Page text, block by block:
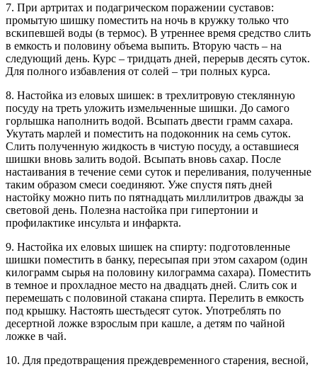
7. При артритах и подагрическом поражении суставов:
промытую шишку поместить на ночь в кружку только что
вскипевшей воды (в термос). В утреннее время средство слить
в емкость и половину объема выпить. Вторую часть – на
следующий день. Курс – тридцать дней, перерыв десять суток.
Для полного избавления от солей – три полных курса.
8. Настойка из еловых шишек: в трехлитровую стеклянную
посуду на треть уложить измельченные шишки. До самого
горлышка наполнить водой. Всыпать двести грамм сахара.
Укутать марлей и поместить на подоконник на семь суток.
Слить полученную жидкость в чистую посуду, а оставшиеся
шишки вновь залить водой. Всыпать вновь сахар. После
настаивания в течение семи суток и переливания, полученные
таким образом смеси соединяют. Уже спустя пять дней
настойку можно пить по пятнадцать миллилитров дважды за
световой день. Полезна настойка при гипертонии и
профилактике инсульта и инфаркта.
9. Настойка их еловых шишек на спирту: подготовленные
шишки поместить в банку, пересыпая при этом сахаром (один
килограмм сырья на половину килограмма сахара). Поместить
в темное и прохладное место на двадцать дней. Слить сок и
перемешать с половиной стакана спирта. Перелить в емкость
под крышку. Настоять шестьдесят суток. Употреблять по
десертной ложке взрослым при кашле, а детям по чайной
ложке в чай.
10. Для предотвращения преждевременного старения, весной,